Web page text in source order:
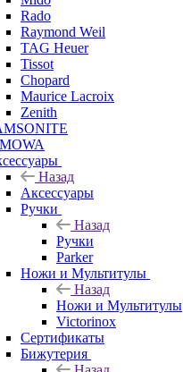
Rado
Raymond Weil
TAG Heuer
Tissot
Chopard
Maurice Lacroix
Zenith
Назад
Аксессуары
Ручки
Назад
Ручки
Parker
Ножи и Мультитулы
Назад
Ножи и Мультитулы
Victorinox
Сертификаты
Бижутерия